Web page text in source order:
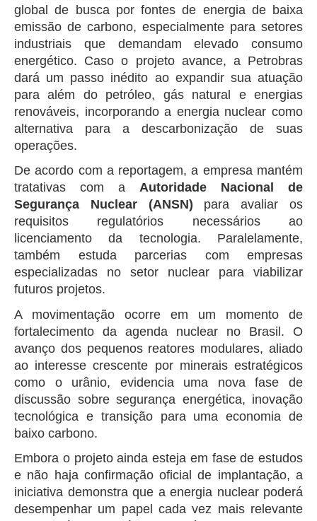
global de busca por fontes de energia de baixa
emissão de carbono, especialmente para setores
industriais que demandam elevado consumo
energético. Caso o projeto avance, a Petrobras
dará um passo inédito ao expandir sua atuação
para além do petróleo, gás natural e energias
renováveis, incorporando a energia nuclear como
alternativa para a descarbonização de suas
operações.
De acordo com a reportagem, a empresa mantém
tratativas com a Autoridade Nacional de
Segurança Nuclear (ANSN) para avaliar os
requisitos regulatórios necessários ao
licenciamento da tecnologia. Paralelamente,
também estuda parcerias com empresas
especializadas no setor nuclear para viabilizar
futuros projetos.
A movimentação ocorre em um momento de
fortalecimento da agenda nuclear no Brasil. O
avanço dos pequenos reatores modulares, aliado
ao interesse crescente por minerais estratégicos
como o urânio, evidencia uma nova fase de
discussão sobre segurança energética, inovação
tecnológica e transição para uma economia de
baixo carbono.
Embora o projeto ainda esteja em fase de estudos
e não haja confirmação oficial de implantação, a
iniciativa demonstra que a energia nuclear poderá
desempenhar um papel cada vez mais relevante